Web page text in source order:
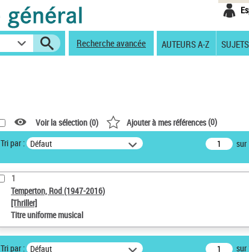
Recherche avancée AUTEURS A-Z
Voir la sélection (0) Ajouter à mes références(0)
Tri par : Défaut sur
1
Temperton, Rod (1947-2016)
[Thriller]
Titre uniforme musical
Tri par : Défaut sur